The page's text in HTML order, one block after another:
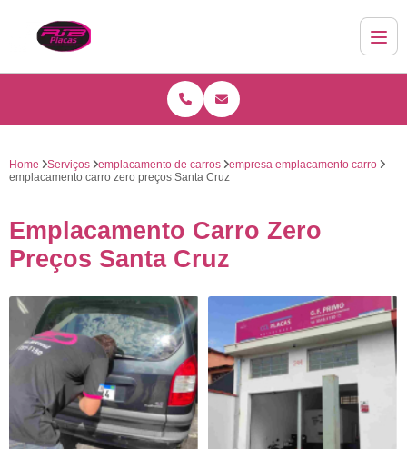
Home Serviços emplacamento de carros
empresa emplacamento carro
emplacamento carro zero preços Santa Cruz
Emplacamento Carro Zero
Preços Santa Cruz